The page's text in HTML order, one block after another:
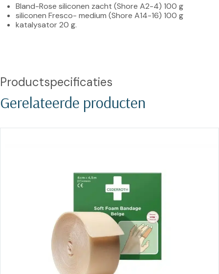
Bland-Rose siliconen zacht (Shore A2-4) 100 g
siliconen Fresco- medium (Shore A14-16) 100 g
katalysator 20 g.
Productspecificaties
Gerelateerde producten